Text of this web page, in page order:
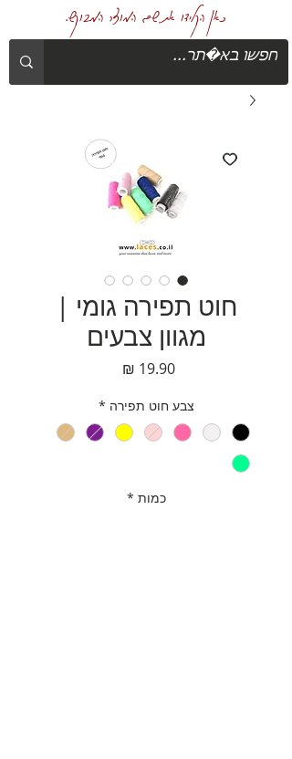
כאן הקלידו את שם המוצר המבוקש.
חוט תפירה גומי |
מגוון צבעים
‏19.90 ‏₪
צבע חוט תפירה *
כמות *